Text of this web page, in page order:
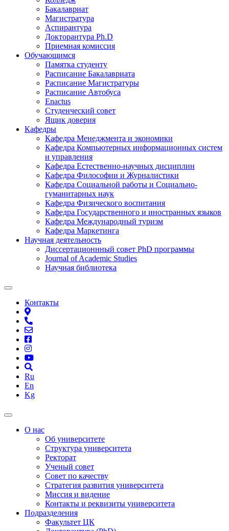
Бакалавриат
Магистратура
Аспирантура
Докторантура Ph.D
Приемная комиссия
Обучающимся
Памятка студенту
Расписание Бакалавриата
Расписание Магистратуры
Расписание Автобуса
Enactus
Студенческий совет
Ящик доверия
Кафедры
Кафедра Менеджмента и экономики
Кафедра Компьютерных информационных систем
и управления
Кафедра Естественно-научных дисциплин
Кафедра Философии и Журналистики
Кафедра Социальной работы и Социально-
гуманитарных наук
Кафедра Физического воспитания
Кафедра Государственного и иностранных языков
Кафедра Международный туризм
Кафедра Маркетинга
Научная деятельность
Диссертационнный совет PhD программы
Journal of Academic Studies
Научная библиотека
Контакты
Ru
En
Kg
О нас
Об университете
Структура университета
Ректорат
Ученый совет
Совет по качеству
Стратегия развития университета
Миссия и видение
Контакты и реквизиты университета
Подразделения
Факультет ЦК